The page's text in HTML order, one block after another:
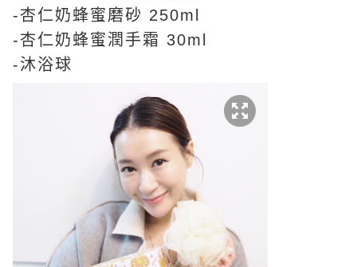
-杏仁奶蜂蜜磨砂 250ml
-杏仁奶蜂蜜潤手霜 30ml
-沐浴球